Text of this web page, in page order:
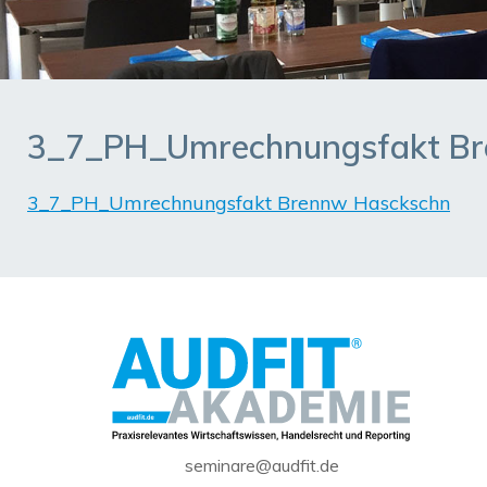
3_7_PH_Umrechnungsfakt
3_7_PH_Umrechnungsfakt Brennw Hasckschn
seminare@audfit.de